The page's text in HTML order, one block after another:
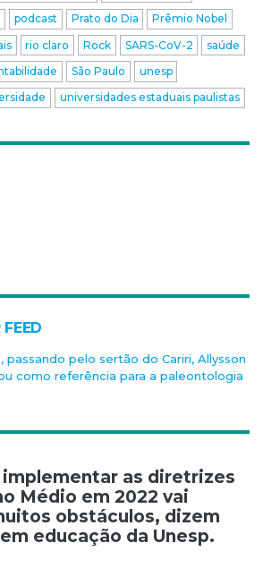
podcast Prato do Dia
Prêmio Nobel
rio claro Rock SARS-CoV-2
saúde
São Paulo
unesp
universidades estaduais paulistas
passando pelo sertão do Cariri, Allysson
como referência para a paleontologia
de Postas diretrizes
Médio em 2022 vai
obstáculos, dizem
educação da Unesp.